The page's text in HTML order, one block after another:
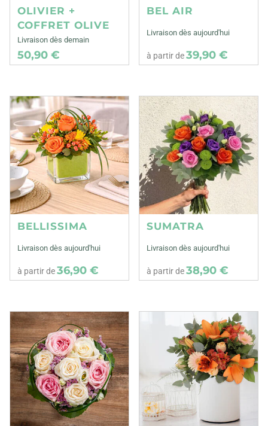
OLIVIER +
COFFRET OLIVE
Livraison dès demain
50,90 €
BEL AIR
Livraison dès aujourd'hui
à partir de39,90 €
BELLISSIMA
Livraison dès aujourd'hui
à partir de36,90 €
SUMATRA
Livraison dès aujourd'hui
à partir de38,90 €